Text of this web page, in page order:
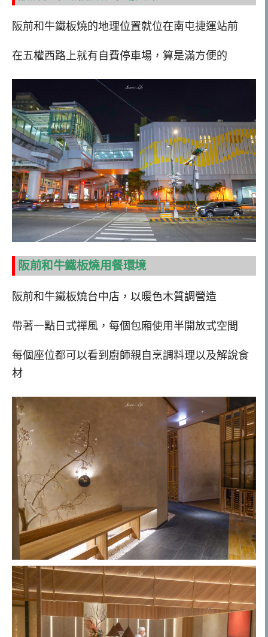
阪前和牛鐵板燒的地理位置就位在南屯捷運站前
在五權西路上就有自費停車場，算是滿方便的
阪前和牛鐵板燒用餐環境
阪前和牛鐵板燒台中店，以暖色木質調營造
帶著一點日式禪風，每個包廂使用半開放式空間
每個座位都可以看到廚師親自烹調料理以及解說食
材